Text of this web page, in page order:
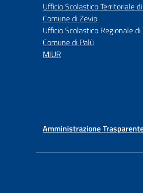
Ufficio Scolastico Territoriale
Comune di Zevio
Ufficio Scolastico Regionale di
Comune di Palù
MIUR
Amministrazione